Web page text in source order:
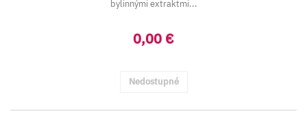
bylinnými extraktmi...
0,00 €
Nedostupné